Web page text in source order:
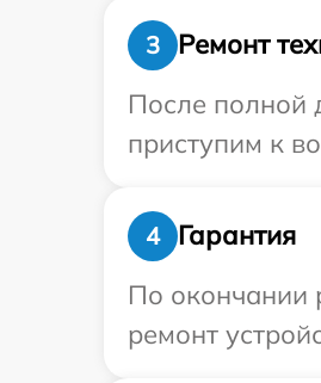
3
Ремонт
После полной
приступим к
4
Гарантия
По окончании
ремонт